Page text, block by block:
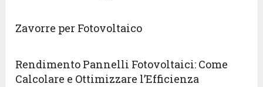
Zavorre per Fotovoltaico
Rendimento Pannelli Fotovoltaici: Come
Calcolare e Ottimizzare l’Efficienza